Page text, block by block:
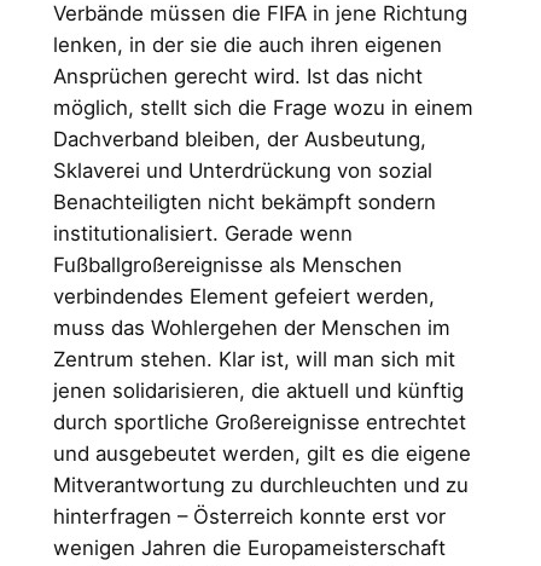
Verbände müssen die FIFA in jene Richtung
lenken, in der sie die auch ihren eigenen
Ansprüchen gerecht wird. Ist das nicht
möglich, stellt sich die Frage wozu in einem
Dachverband bleiben, der Ausbeutung,
Sklaverei und Unterdrückung von sozial
Benachteiligten nicht bekämpft sondern
institutionalisiert. Gerade wenn
Fußballgroßereignisse als Menschen
verbindendes Element gefeiert werden,
muss das Wohlergehen der Menschen im
Zentrum stehen. Klar ist, will man sich mit
jenen solidarisieren, die aktuell und künftig
durch sportliche Großereignisse entrechtet
und ausgebeutet werden, gilt es die eigene
Mitverantwortung zu durchleuchten und zu
hinterfragen – Österreich konnte erst vor
wenigen Jahren die Europameisterschaft